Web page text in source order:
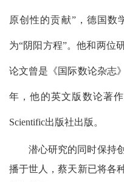
原创性的贡献”，德国数
为“阴阳方程”。他和两位
论文曾是《国际数论杂志
年，他的英文版数论著
Scientific出版社出版。
潜心研究的同时保持
播于世人，蔡天新已将各